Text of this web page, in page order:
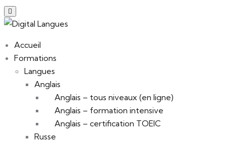
Accueil
Formations
Langues
Anglais
Anglais – tous niveaux (en ligne)
Anglais – formation intensive
Anglais – certification TOEIC
Russe